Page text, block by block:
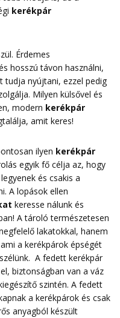
kerékpár
Érdemes
hosszú távon használni,
tudja nyújtani, ezzel pedig
Milyen külsővel és
modern kerékpár
amit keres!
ilyen kerékpár
egyik fő célja az, hogy
és csakis a
A lopások ellen
keresse nálunk és
A tároló természetesen
lakatokkal, hanem
a kerékpárok épségét
A fedett kerékpár
biztonságban van a váz
szintén. A fedett
a kerékpárok és csak
anyagból készült